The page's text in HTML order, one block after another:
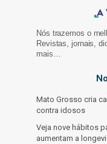
Nós trazemos o
Revistas, jornais,
mais…
Mato Grosso cria
contra idosos
Veja nove hábitos
aumentam a